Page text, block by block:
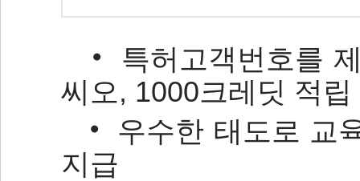
‧ 특허고객번호를
씨오, 1000크레딧 적립
‧
우수한 태도로 교
지급